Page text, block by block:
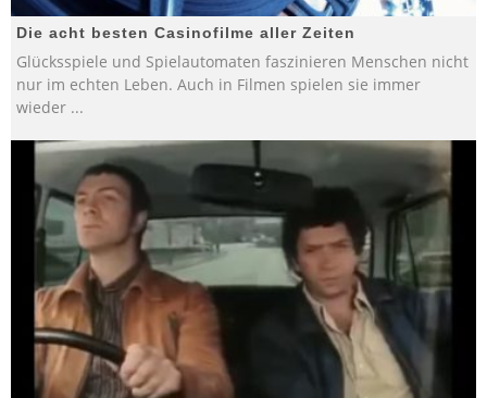
Die acht besten Casinofilme aller Zeiten
Glücksspiele und Spielautomaten faszinieren Menschen nicht
nur im echten Leben. Auch in Filmen spielen sie immer
wieder ...